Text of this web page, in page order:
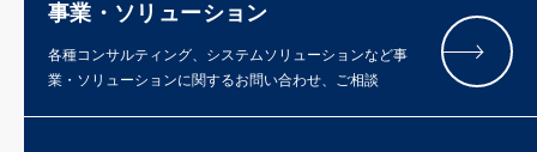
事業・ソリューション
各種コンサルティング、システムソリューションなど事
業・ソリューションに関するお問い合わせ、ご相談